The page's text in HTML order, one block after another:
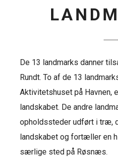
De 13 landmarks danner
Rundt. To af de 13
Aktivitetshuset på Havnen,
landskabet. De andre
opholdssteder udført i træ,
landskabet og fortæller en
særlige sted på Røsnæs.